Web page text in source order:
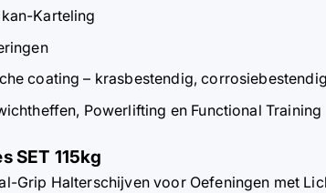
Karteling
coating – krasbestendig,
Powerlifting en Functional Training
SET 115kg
Grip Halterschijven voor Oefeningen met